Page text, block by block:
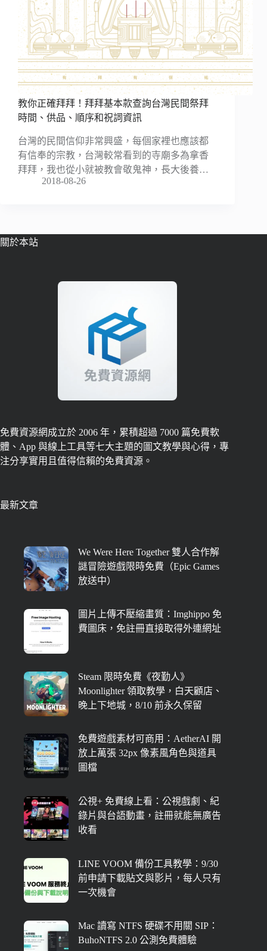
教你正確拜拜！拜拜基本款查詢台灣民間祭拜
時間、供品、順序和祝詞資訊
台灣的民間信仰非常興盛，每個家裡也應該都
有信奉的宗教，台灣較常看到的寺廟多為拿香
拜拜，我也從小就被教會敬鬼神，長大後養…
2018-08-26
關於本站
免費資源網成立於 2006 年，累積超過 7000 篇免費軟
體、App 與線上工具等七大主題的圖文教學與心得，專
注分享實用且值得信賴的免費資源。
最新文章
We Were Here Together 雙人合作解
謎冒險遊戲限時免費（Epic Games
放送中）
圖片上傳不壓縮畫質：Imghippo 免
費圖床，免註冊直接取得外連網址
Steam 限時免費《夜勤人》
Moonlighter 領取教學，白天顧店、
晚上下地城，8/10 前永久保留
免費遊戲素材可商用：AetherAI 開
放上萬張 32px 像素風角色與道具
圖檔
公視+ 免費線上看：公視戲劇、紀
錄片與台語動畫，註冊就能無廣告
收看
LINE VOOM 備份工具教學：9/30
前申請下載貼文與影片，每人只有
一次機會
Mac 讀寫 NTFS 硬碟不用關 SIP：
BuhoNTFS 2.0 公測免費體驗